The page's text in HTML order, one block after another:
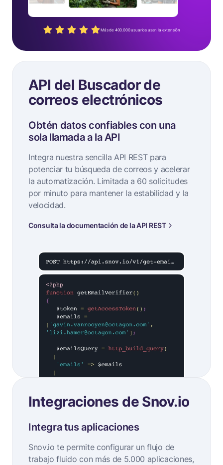
Más de 400.000 usuarios usan la extensión
API del Buscador de
correos electrónicos
Obtén datos confiables con una
sola llamada a la API
Integra nuestra sencilla API REST para
potenciar tu búsqueda de correos y acelerar
la automatización. Limitada a 60 solicitudes
por minuto para mantener la estabilidad y la
velocidad.
Consulta la documentación de la API REST
Integraciones de Snov.io
Integra tus aplicaciones
Snov.io te permite configurar un flujo de
trabajo fluido con más de 5.000 aplicaciones,